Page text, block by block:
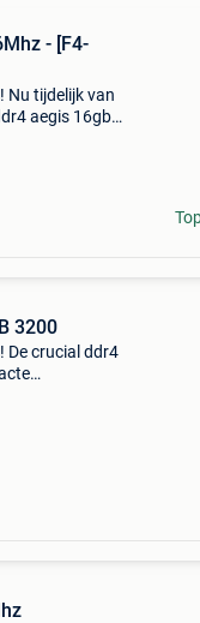
- [F4-
Nu tijdelijk van
aegis 16gb
3200
De crucial ddr4